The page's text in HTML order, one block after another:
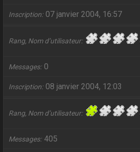
Inscription 07 janvier 2004, 16:57
Rang, Nom d’utilisateur
Messages 0
Inscription 08 janvier 2004, 12:03
Rang, Nom d’utilisateur
Messages 405